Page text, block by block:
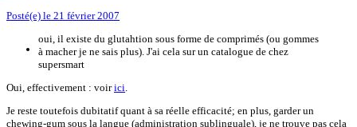
Posté(e) le 21 février 2007
oui, il existe du glutahtion sous forme de comprimés (ou gommes
à macher je ne sais plus). J'ai cela sur un catalogue de chez
supersmart
Oui, effectivement : voirici.
Je reste toutefois dubitatif quant à sa réelle efficacité; en plus, garder un
chewing-gum sous la langue (administration sublinguale), je ne trouve pas cela